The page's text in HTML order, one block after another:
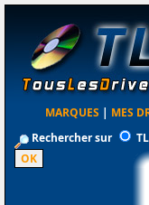
MARQUES | MES
Rechercher sur